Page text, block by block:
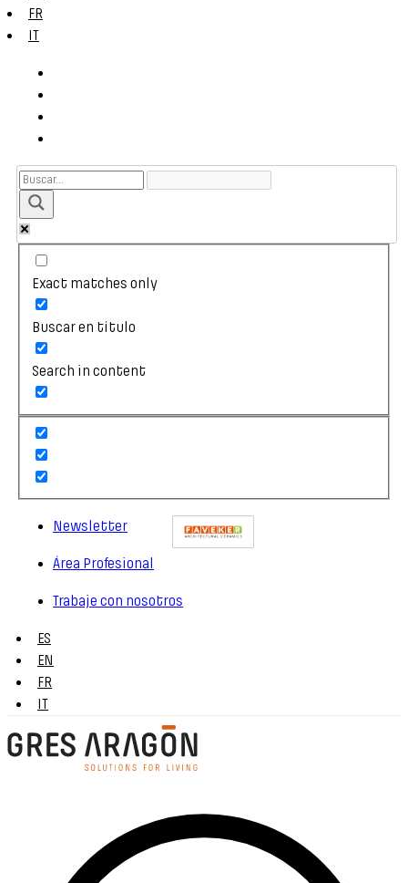
FR
IT
Exact matches only
Buscar en título
Search in content
Newsletter
Área Profesional
Trabaje con nosotros
ES
EN
FR
IT